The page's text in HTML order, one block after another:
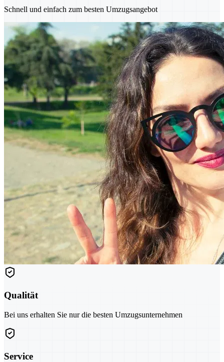
Schnell und einfach zum besten Umzugsangebot
Qualität
Bei uns erhalten Sie nur die besten Umzugsunternehmen
Service